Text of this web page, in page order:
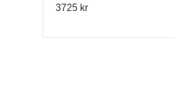
3725 kr